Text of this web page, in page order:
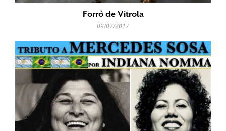
Forró de Vitrola
09/07/2017